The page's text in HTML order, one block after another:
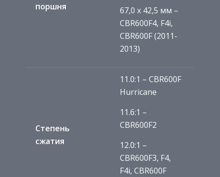
поршня
67,0 x 42,5 мм –
CBR600F4, F4i,
CBR600F (2011-
2013)
Степень
сжатия
11.0:1 – CBR600F
Hurricane
11.6:1 –
CBR600F2
12.0:1 –
CBR600F3, F4,
F4i, CBR600F